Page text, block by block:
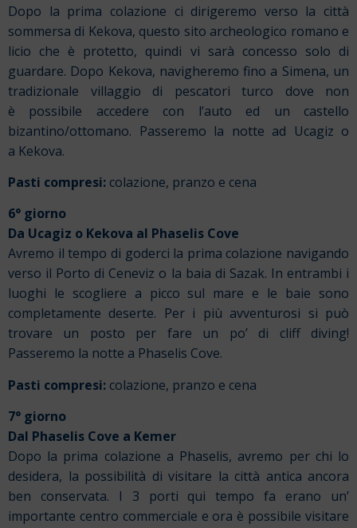
Dopo la prima colazione ci dirigeremo verso la città
sommersa di Kekova, questo sito archeologico romano e
licio che è protetto, quindi vi sarà concesso solo di
guardare. Dopo Kekova, navigheremo fino a Simena, un
tradizionale villaggio di pescatori turco dove non
è possibile accedere con l’auto ed un castello
bizantino/ottomano. Passeremo la notte ad Ucagiz o
a Kekova.
Pasti compresi: colazione, pranzo e cena
6° giorno
Da Ucagiz o Kekova al Phaselis Cove
Avremo il tempo di goderci la prima colazione navigando
verso il Porto di Ceneviz o la baia di Sazak. In entrambi i
luoghi le scogliere a picco sul mare e le baie sono
completamente deserte. Per i più avventurosi si può
trovare un posto per fare un po’ di cliff diving!
Passeremo la notte a Phaselis Cove.
Pasti compresi: colazione, pranzo e cena
7° giorno
Dal Phaselis Cove a Kemer
Dopo la prima colazione a Phaselis, avremo per chi lo
desidera, la possibilità di visitare la città antica ancora
ben conservata. I 3 porti qui tempo fa erano un’
importante centro commerciale e ora è possibile visitare